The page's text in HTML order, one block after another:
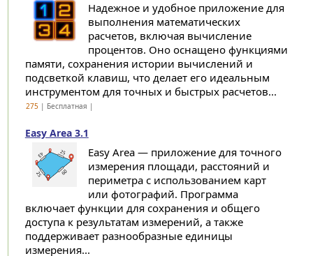
Надежное и удобное приложение для
выполнения математических
расчетов, включая вычисление
процентов. Оно оснащено функциями
памяти, сохранения истории вычислений и
подсветкой клавиш, что делает его идеальным
инструментом для точных и быстрых расчетов...
275| Бесплатная |
Easy Area 3.1
Easy Area — приложение для точного
измерения площади, расстояний и
периметра с использованием карт
или фотографий. Программа
включает функции для сохранения и общего
доступа к результатам измерений, а также
поддерживает разнообразные единицы
измерения...